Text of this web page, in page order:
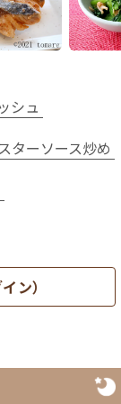
シュ
ターソース炒め
ン）